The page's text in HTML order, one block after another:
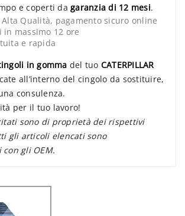
e coperti da garanzia di 12 mesi.
Qualità, pagamento sicuro online
in massimo 12 ore
e rapida
in gomma del tuo CATERPILLAR
all’interno del cingolo da sostituire,
consulenza.
per il tuo lavoro!
sono di proprietà dei rispettivi
gli articoli elencati sono
gli OEM.